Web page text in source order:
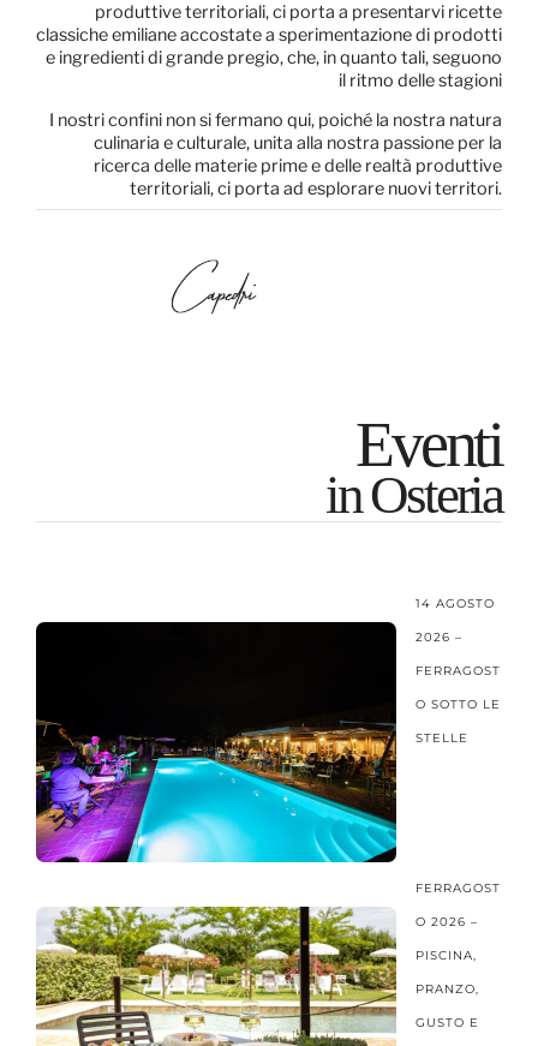
produttive territoriali, ci porta a presentarvi ricette
classiche emiliane accostate a sperimentazione di prodotti
e ingredienti di grande pregio, che, in quanto tali, seguono
il ritmo delle stagioni
I nostri confini non si fermano qui, poiché la nostra natura
culinaria e culturale, unita alla nostra passione per la
ricerca delle materie prime e delle realtà produttive
territoriali, ci porta ad esplorare nuovi territori.
Eventi
in Osteria
14 AGOSTO
2026 –
FERRAGOST
O SOTTO LE
STELLE
FERRAGOST
O 2026 –
PISCINA,
PRANZO,
GUSTO E